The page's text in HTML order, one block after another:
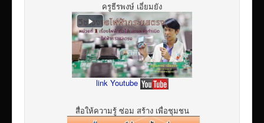
ครูธีรพงษ์ เอี่ยมยัง
link Youtube
สื่อให้ความรู้ ซ่อม สร้าง เพื่อชุมชน